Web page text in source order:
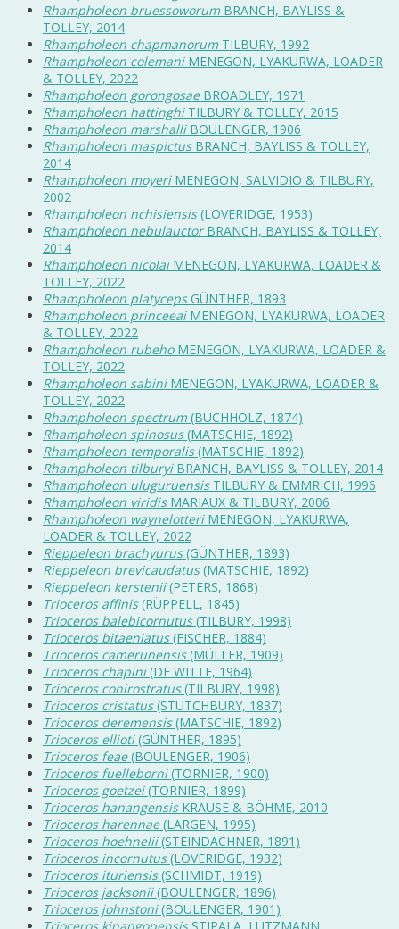
Rhampholeon bruessoworumBRANCH, BAYLISS &
TOLLEY, 2014
Rhampholeon chapmanorumTILBURY, 1992
Rhampholeon colemaniMENEGON, LYAKURWA, LOADER
& TOLLEY, 2022
Rhampholeon gorongosaeBROADLEY, 1971
Rhampholeon hattinghiTILBURY & TOLLEY, 2015
Rhampholeon marshalliBOULENGER, 1906
Rhampholeon maspictusBRANCH, BAYLISS & TOLLEY,
2014
Rhampholeon moyeriMENEGON, SALVIDIO & TILBURY,
2002
Rhampholeon nchisiensis(LOVERIDGE, 1953)
Rhampholeon nebulauctorBRANCH, BAYLISS & TOLLEY,
2014
Rhampholeon nicolaiMENEGON, LYAKURWA, LOADER &
TOLLEY, 2022
Rhampholeon platycepsGÜNTHER, 1893
Rhampholeon princeeaiMENEGON, LYAKURWA, LOADER
& TOLLEY, 2022
Rhampholeon rubehoMENEGON, LYAKURWA, LOADER &
TOLLEY, 2022
Rhampholeon sabiniMENEGON, LYAKURWA, LOADER &
TOLLEY, 2022
Rhampholeon spectrum(BUCHHOLZ, 1874)
Rhampholeon spinosus(MATSCHIE, 1892)
Rhampholeon temporalis(MATSCHIE, 1892)
Rhampholeon tilburyiBRANCH, BAYLISS & TOLLEY, 2014
Rhampholeon uluguruensisTILBURY & EMMRICH, 1996
Rhampholeon viridisMARIAUX & TILBURY, 2006
Rhampholeon waynelotteriMENEGON, LYAKURWA,
LOADER & TOLLEY, 2022
Rieppeleon brachyurus(GÜNTHER, 1893)
Rieppeleon brevicaudatus(MATSCHIE, 1892)
Rieppeleon kerstenii(PETERS, 1868)
Trioceros affinis(RÜPPELL, 1845)
Trioceros balebicornutus(TILBURY, 1998)
Trioceros bitaeniatus(FISCHER, 1884)
Trioceros camerunensis(MÜLLER, 1909)
Trioceros chapini(DE WITTE, 1964)
Trioceros conirostratus(TILBURY, 1998)
Trioceros cristatus(STUTCHBURY, 1837)
Trioceros deremensis(MATSCHIE, 1892)
Trioceros ellioti(GÜNTHER, 1895)
Trioceros feae(BOULENGER, 1906)
Trioceros fuelleborni(TORNIER, 1900)
Trioceros goetzei(TORNIER, 1899)
Trioceros hanangensisKRAUSE & BÖHME, 2010
Trioceros harennae(LARGEN, 1995)
Trioceros hoehnelii(STEINDACHNER, 1891)
Trioceros incornutus(LOVERIDGE, 1932)
Trioceros ituriensis(SCHMIDT, 1919)
Trioceros jacksonii(BOULENGER, 1896)
Trioceros johnstoni(BOULENGER, 1901)